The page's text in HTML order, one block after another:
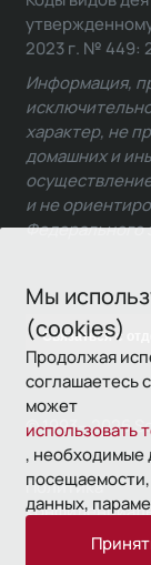
Мы
(cookies)
Продолжая
соглашаетесь
может
использовать
, необходимые
данных,
Связаться с
2023 г. № 449:
Информация,
характер, не
домашних и
и не
Федерального
© 1993—2026
Политика